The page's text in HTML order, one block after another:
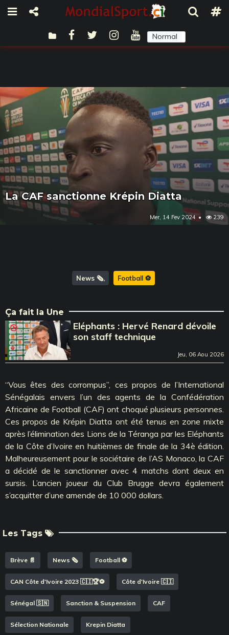
Normal
La CAF sanctionne Krépin Diatta
Mer, 14 Fev 2024 239
News 🗞️ Football ⚽️
Ça fait la Une
Eléphants : Hervé Renard dévoile
son staff technique
Jeu, 06 Aou 2026
‘‘Vous êtes des corrompus’’, ces propos de l’International
Sénégalais envers l’un des agents de la Confédération
Africaine de Football (CAF) ont choqué plusieurs personnes.
Ces propos de Krépin Diatta ont été tenus en zone mixte
après l’élimination des Lions de la Téranga par les Eléphants
de la Côte d’Ivoire en huitièmes de finale de la 34è édition.
Malheureusement pour le sociétaire de l’AS Monaco, la CAF
a décidé de le sanctionner avec 4 matchs dont deux en
sursis. L’ancien joueur du Club Brugge devra également
s’acquitter d’une amende de 10 000 dollars.
Les Tags
Brève 📄 News 🗞️ Football ⚽️
CAN Côte d'Ivoire 2023 🇨🇮🏆⚽️ Côte d'Ivoire 🇨🇮
Sénégal 🇸🇳 Sanction & Suspension CAF
Sélection Nationale Krepin Diatta